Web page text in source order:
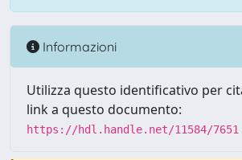
Informazioni
Utilizza questo identificativo per
link a questo documento:
https://hdl.handle.net/11584/7651